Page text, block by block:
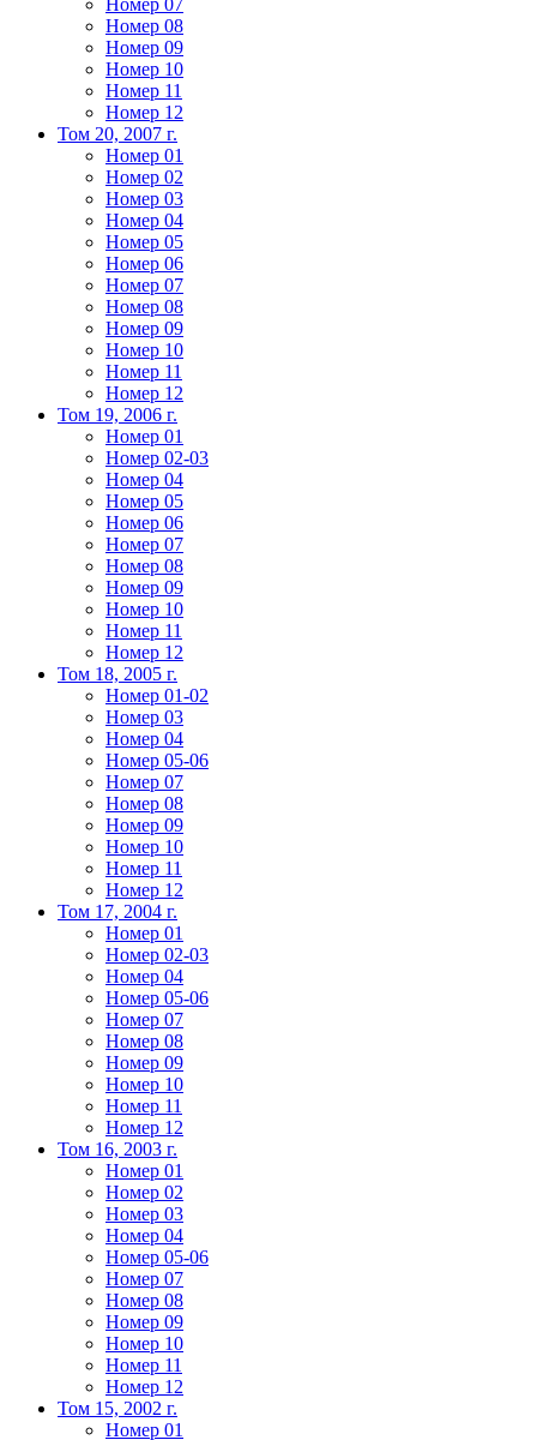
Номер 07
Номер 08
Номер 09
Номер 10
Номер 11
Номер 12
Том 20, 2007 г.
Номер 01
Номер 02
Номер 03
Номер 04
Номер 05
Номер 06
Номер 07
Номер 08
Номер 09
Номер 10
Номер 11
Номер 12
Том 19, 2006 г.
Номер 01
Номер 02-03
Номер 04
Номер 05
Номер 06
Номер 07
Номер 08
Номер 09
Номер 10
Номер 11
Номер 12
Том 18, 2005 г.
Номер 01-02
Номер 03
Номер 04
Номер 05-06
Номер 07
Номер 08
Номер 09
Номер 10
Номер 11
Номер 12
Том 17, 2004 г.
Номер 01
Номер 02-03
Номер 04
Номер 05-06
Номер 07
Номер 08
Номер 09
Номер 10
Номер 11
Номер 12
Том 16, 2003 г.
Номер 01
Номер 02
Номер 03
Номер 04
Номер 05-06
Номер 07
Номер 08
Номер 09
Номер 10
Номер 11
Номер 12
Том 15, 2002 г.
Номер 01